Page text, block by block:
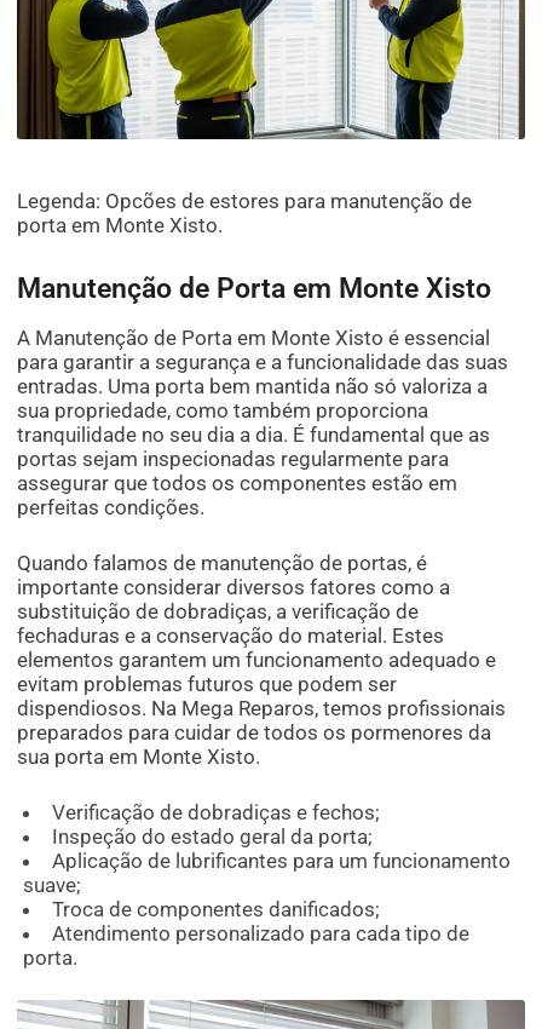
Legenda: Opcões de estores para manutenção de
porta em Monte Xisto.
Manutenção de Porta em Monte Xisto
A Manutenção de Porta em Monte Xisto é essencial
para garantir a segurança e a funcionalidade das suas
entradas. Uma porta bem mantida não só valoriza a
sua propriedade, como também proporciona
tranquilidade no seu dia a dia. É fundamental que as
portas sejam inspecionadas regularmente para
assegurar que todos os componentes estão em
perfeitas condições.
Quando falamos de manutenção de portas, é
importante considerar diversos fatores como a
substituição de dobradiças, a verificação de
fechaduras e a conservação do material. Estes
elementos garantem um funcionamento adequado e
evitam problemas futuros que podem ser
dispendiosos. Na Mega Reparos, temos profissionais
preparados para cuidar de todos os pormenores da
sua porta em Monte Xisto.
Verificação de dobradiças e fechos;
Inspeção do estado geral da porta;
Aplicação de lubrificantes para um funcionamento
suave;
Troca de componentes danificados;
Atendimento personalizado para cada tipo de
porta.